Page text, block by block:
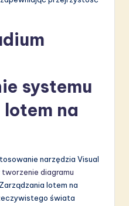
systemu
na
narzędzia Visual
tworzenie diagramu
lotem na
świata